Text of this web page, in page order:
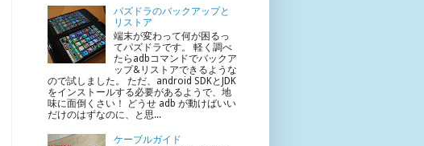
パズドラのバックアップと
リストア
端末が変わって何が困るっ
てパズドラです。 軽く調べ
たらadbコマンドでバックア
ップ&リストアできるような
ので試しました。 ただ、android SDKとJDK
をインストールする必要があるようで、地
味に面倒くさい！ どうせ adb が動けばいい
だけのはずなのに、と思...
ケーブルガイド